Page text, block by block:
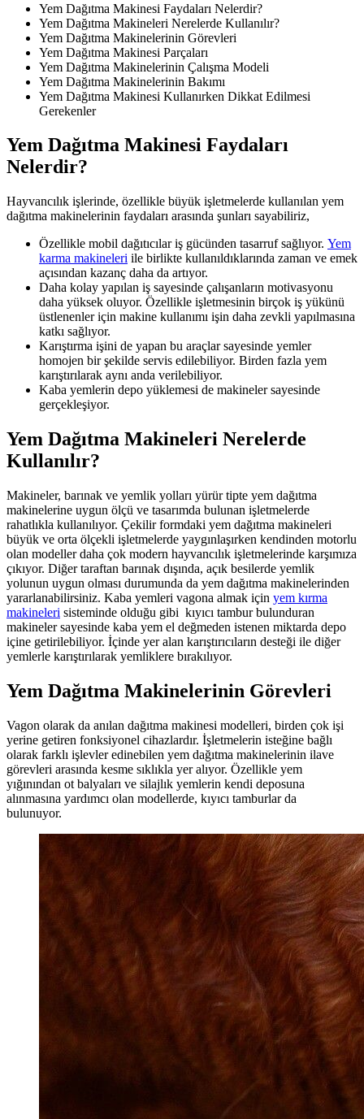
Yem Dağıtma Makinesi Faydaları Nelerdir?
Yem Dağıtma Makineleri Nerelerde Kullanılır?
Yem Dağıtma Makinelerinin Görevleri
Yem Dağıtma Makinesi Parçaları
Yem Dağıtma Makinelerinin Çalışma Modeli
Yem Dağıtma Makinelerinin Bakımı
Yem Dağıtma Makinesi Kullanırken Dikkat Edilmesi
Gerekenler
Yem Dağıtma Makinesi Faydaları
Nelerdir?
Hayvancılık işlerinde, özellikle büyük işletmelerde kullanılan yem
dağıtma makinelerinin faydaları arasında şunları sayabiliriz,
Özellikle mobil dağıtıcılar iş gücünden tasarruf sağlıyor. Yem
karma makineleri ile birlikte kullanıldıklarında zaman ve emek
açısından kazanç daha da artıyor.
Daha kolay yapılan iş sayesinde çalışanların motivasyonu
daha yüksek oluyor. Özellikle işletmesinin birçok iş yükünü
üstlenenler için makine kullanımı işin daha zevkli yapılmasına
katkı sağlıyor.
Karıştırma işini de yapan bu araçlar sayesinde yemler
homojen bir şekilde servis edilebiliyor. Birden fazla yem
karıştırılarak aynı anda verilebiliyor.
Kaba yemlerin depo yüklemesi de makineler sayesinde
gerçekleşiyor.
Yem Dağıtma Makineleri Nerelerde
Kullanılır?
Makineler, barınak ve yemlik yolları yürür tipte yem dağıtma
makinelerine uygun ölçü ve tasarımda bulunan işletmelerde
rahatlıkla kullanılıyor. Çekilir formdaki yem dağıtma makineleri
büyük ve orta ölçekli işletmelerde yaygınlaşırken kendinden motorlu
olan modeller daha çok modern hayvancılık işletmelerinde karşımıza
çıkıyor. Diğer taraftan barınak dışında, açık besilerde yemlik
yolunun uygun olması durumunda da yem dağıtma makinelerinden
yararlanabilirsiniz. Kaba yemleri vagona almak için yem kırma
makineleri sisteminde olduğu gibi kıyıcı tambur bulunduran
makineler sayesinde kaba yem el değmeden istenen miktarda depo
içine getirilebiliyor. İçinde yer alan karıştırıcıların desteği ile diğer
yemlerle karıştırılarak yemliklere bırakılıyor.
Yem Dağıtma Makinelerinin Görevleri
Vagon olarak da anılan dağıtma makinesi modelleri, birden çok işi
yerine getiren fonksiyonel cihazlardır. İşletmelerin isteğine bağlı
olarak farklı işlevler edinebilen yem dağıtma makinelerinin ilave
görevleri arasında kesme sıklıkla yer alıyor. Özellikle yem
yığınından ot balyaları ve silajlık yemlerin kendi deposuna
alınmasına yardımcı olan modellerde, kıyıcı tamburlar da
bulunuyor.